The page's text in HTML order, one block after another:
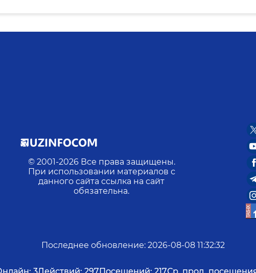
© 2001-2026 Все права защищены.
При использовании материалов с
данного сайта ссылка на сайт
обязательна.
Последнее обновление: 2026-08-08 11:32:32